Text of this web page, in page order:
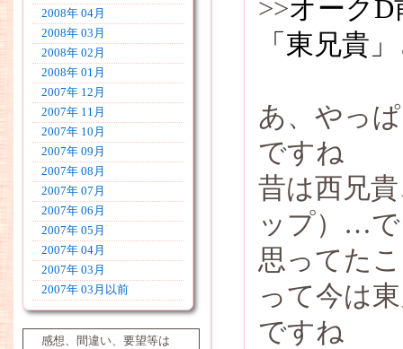
2008年 04月
2008年 03月
2008年 02月
2008年 01月
2007年 12月
2007年 11月
2007年 10月
2007年 09月
2007年 08月
2007年 07月
2007年 06月
2007年 05月
2007年 04月
2007年 03月
2007年 03月以前
感想、間違い、要望等は
>>オークD
「東兄貴
あ、やっ
ですね
昔は西兄
ップ）…で
思ってた
って今は
ですね